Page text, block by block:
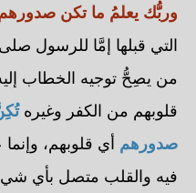
وربُّك يعلمُ ما تكن
التي قبلها إمَّا للرسول
من يصِحُّ توجيه الخطاب
قلوبهم من الكفر وغيره
صدورهم أي قلوبهم،
فيه والقلب متصل بأي